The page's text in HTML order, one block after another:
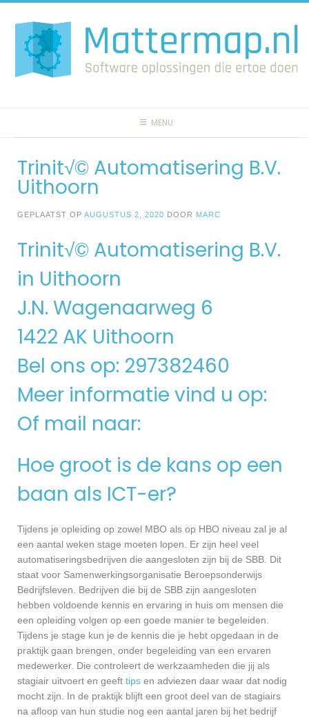
naar
inhoud
MENU
Trinit√© Automatisering B.V.
Uithoorn
GEPLAATST OP AUGUSTUS 2, 2020 DOOR MARC
Trinit√© Automatisering B.V.
in Uithoorn
J.N. Wagenaarweg 6
1422 AK Uithoorn
Bel ons op: 297382460
Meer informatie vind u op:
Of mail naar:
Hoe groot is de kans op een
baan als ICT-er?
Tijdens je opleiding op zowel MBO als op HBO niveau zal je al
een aantal weken stage moeten lopen. Er zijn heel veel
automatiseringsbedrijven die aangesloten zijn bij de SBB. Dit
staat voor Samenwerkingsorganisatie Beroepsonderwijs
Bedrijfsleven. Bedrijven die bij de SBB zijn aangesloten
hebben voldoende kennis en ervaring in huis om mensen die
een opleiding volgen op een goede manier te begeleiden.
Tijdens je stage kun je de kennis die je hebt opgedaan in de
praktijk gaan brengen, onder begeleiding van een ervaren
medewerker. Die controleert de werkzaamheden die jij als
stagiair uitvoert en geeft tips en adviezen daar waar dat nodig
mocht zijn. In de praktijk blijft een groot deel van de stagiairs
na afloop van hun studie nog een aantal jaren bij het bedrijf